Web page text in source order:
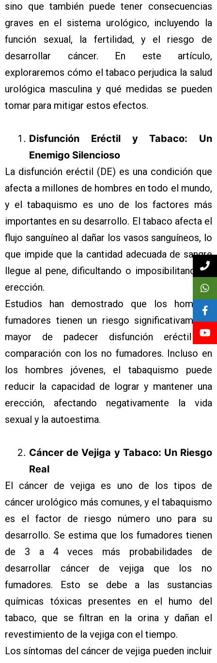
sino que también puede tener consecuencias
graves en el sistema urológico, incluyendo la
función sexual, la fertilidad, y el riesgo de
desarrollar cáncer. En este artículo,
exploraremos cómo el tabaco perjudica la salud
urológica masculina y qué medidas se pueden
tomar para mitigar estos efectos.
Disfunción Eréctil y Tabaco: Un
Enemigo Silencioso
La disfunción eréctil (DE) es una condición que
afecta a millones de hombres en todo el mundo,
y el tabaquismo es uno de los factores más
importantes en su desarrollo. El tabaco afecta el
flujo sanguíneo al dañar los vasos sanguíneos, lo
que impide que la cantidad adecuada de sangre
llegue al pene, dificultando o imposibilitando la
erección.
Estudios han demostrado que los hombres
fumadores tienen un riesgo significativamente
mayor de padecer disfunción eréctil en
comparación con los no fumadores. Incluso en
los hombres jóvenes, el tabaquismo puede
reducir la capacidad de lograr y mantener una
erección, afectando negativamente la vida
sexual y la autoestima.
Cáncer de Vejiga y Tabaco: Un Riesgo
Real
El cáncer de vejiga es uno de los tipos de
cáncer urológico más comunes, y el tabaquismo
es el factor de riesgo número uno para su
desarrollo. Se estima que los fumadores tienen
de 3 a 4 veces más probabilidades de
desarrollar cáncer de vejiga que los no
fumadores. Esto se debe a las sustancias
químicas tóxicas presentes en el humo del
tabaco, que se filtran en la orina y dañan el
revestimiento de la vejiga con el tiempo.
Los síntomas del cáncer de vejiga pueden incluir